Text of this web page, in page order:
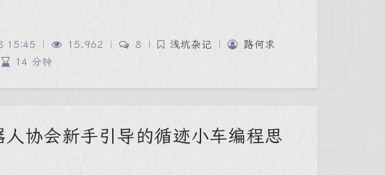
15:45 | 15,962 | 8 | 浅坑杂记 |
路何求
14 分钟
人协会新手引导的循迹小车编程思